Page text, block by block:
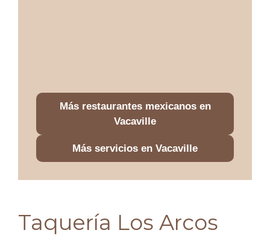
Más restaurantes mexicanos en
Vacaville
Más servicios en Vacaville
Taquería Los Arcos